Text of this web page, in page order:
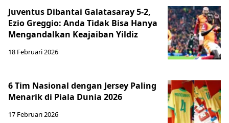
Juventus Dibantai Galatasaray 5-2,
Ezio Greggio: Anda Tidak Bisa Hanya
Mengandalkan Keajaiban Yildiz
18 Februari 2026
6 Tim Nasional dengan Jersey Paling
Menarik di Piala Dunia 2026
17 Februari 2026